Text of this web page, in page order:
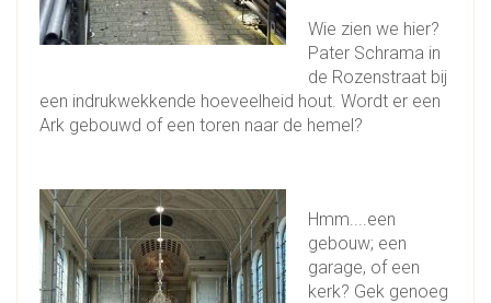
Wie zien we hier?
Pater Schrama in
de Rozenstraat bij
een indrukwekkende hoeveelheid hout. Wordt er een
Ark gebouwd of een toren naar de hemel?
Hmm....een
gebouw; een
garage, of een
kerk? Gek genoeg